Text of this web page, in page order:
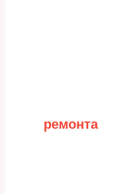
ремонта